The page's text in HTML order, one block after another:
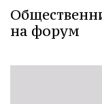
на форум